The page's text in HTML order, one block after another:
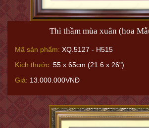
Thì thầm mùa xuân (hoa
Mã sản phẩm: XQ.5127 - H515
Kích thước: 55 x 65cm (21.6 x 26")
Giá: 13.000.000VNĐ